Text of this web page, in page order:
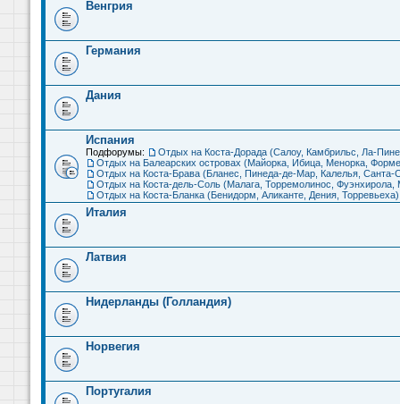
Венгрия
Германия
Дания
Испания
Подфорумы: Отдых на Коста-Дорада (Салоу, Камбрильс, Ла-
Отдых на Балеарских островах (Майорка, Ибица, Менорка,
Отдых на Коста-Брава (Бланес, Пинеда-де-Мар, Калелья, Санта-
Отдых на Коста-дель-Соль (Малага, Торремолинос, Фуэнхирола,
Отдых на Коста-Бланка (Бенидорм, Аликанте, Дения, Торревьеха)
Италия
Латвия
Нидерланды (Голландия)
Норвегия
Португалия